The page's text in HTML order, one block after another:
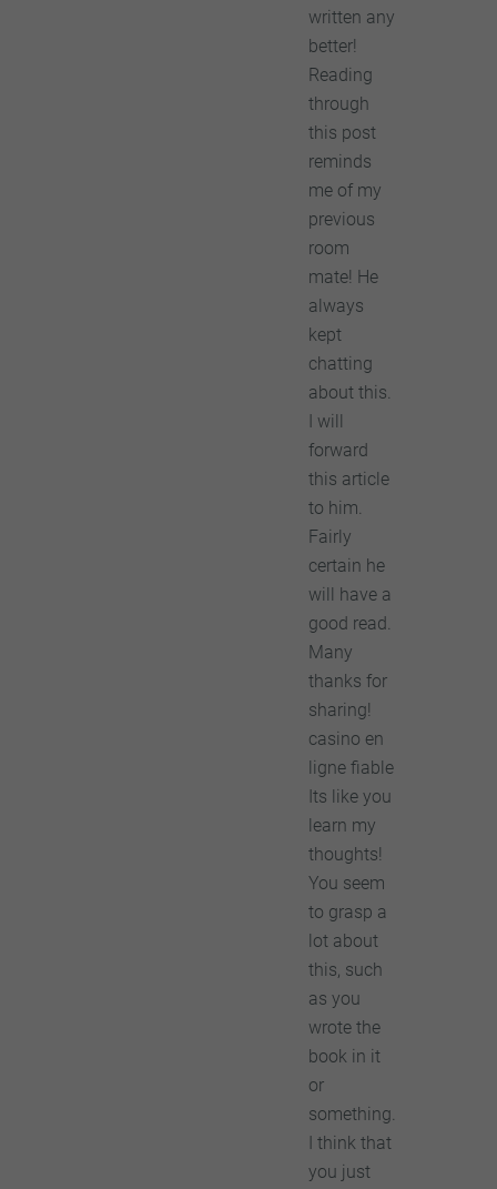
written any
better!
Reading
through
this post
reminds
me of my
previous
room
mate! He
always
kept
chatting
about this.
I will
forward
this article
to him.
Fairly
certain he
will have a
good read.
Many
thanks for
sharing!
casino en
ligne fiable
Its like you
learn my
thoughts!
You seem
to grasp a
lot about
this, such
as you
wrote the
book in it
or
something.
I think that
you just